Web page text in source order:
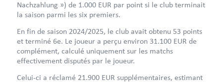
Nachzahlung ») de 1.000 EUR par point si le club terminait
la saison parmi les six premiers.
En fin de saison 2024/2025, le club avait obtenu 53 points
et terminé 6e. Le joueur a perçu environ 31.100 EUR de
complément, calculé uniquement sur les matchs
effectivement disputés par le joueur.
Celui-ci a réclamé 21.900 EUR supplémentaires, estimant